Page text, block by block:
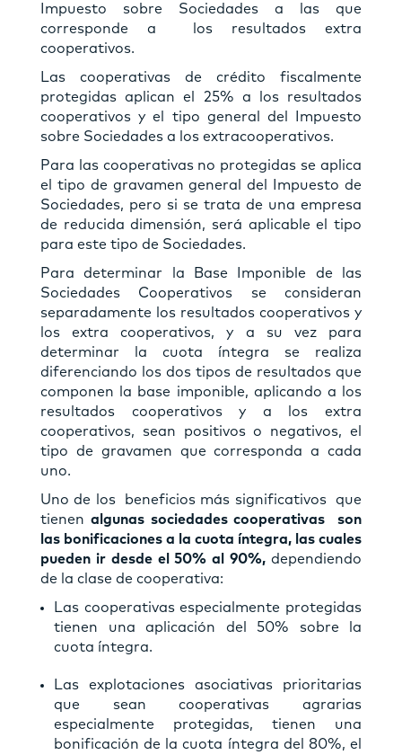
Impuesto sobre Sociedades a las que
corresponde a los resultados extra
cooperativos.
Las cooperativas de crédito fiscalmente
protegidas aplican el 25% a los resultados
cooperativos y el tipo general del Impuesto
sobre Sociedades a los extracooperativos.
Para las cooperativas no protegidas se aplica
el tipo de gravamen general del Impuesto de
Sociedades, pero si se trata de una empresa
de reducida dimensión, será aplicable el tipo
para este tipo de Sociedades.
Para determinar la Base Imponible de las
Sociedades Cooperativos se consideran
separadamente los resultados cooperativos y
los extra cooperativos, y a su vez para
determinar la cuota íntegra se realiza
diferenciando los dos tipos de resultados que
componen la base imponible, aplicando a los
resultados cooperativos y a los extra
cooperativos, sean positivos o negativos, el
tipo de gravamen que corresponda a cada
uno.
Uno de los beneficios más significativos que
tienen algunas sociedades cooperativas son
las bonificaciones a la cuota íntegra, las cuales
pueden ir desde el 50% al 90%, dependiendo
de la clase de cooperativa:
Las cooperativas especialmente protegidas
tienen una aplicación del 50% sobre la
cuota íntegra.
Las explotaciones asociativas prioritarias
que sean cooperativas agrarias
especialmente protegidas, tienen una
bonificación de la cuota íntegra del 80%, el